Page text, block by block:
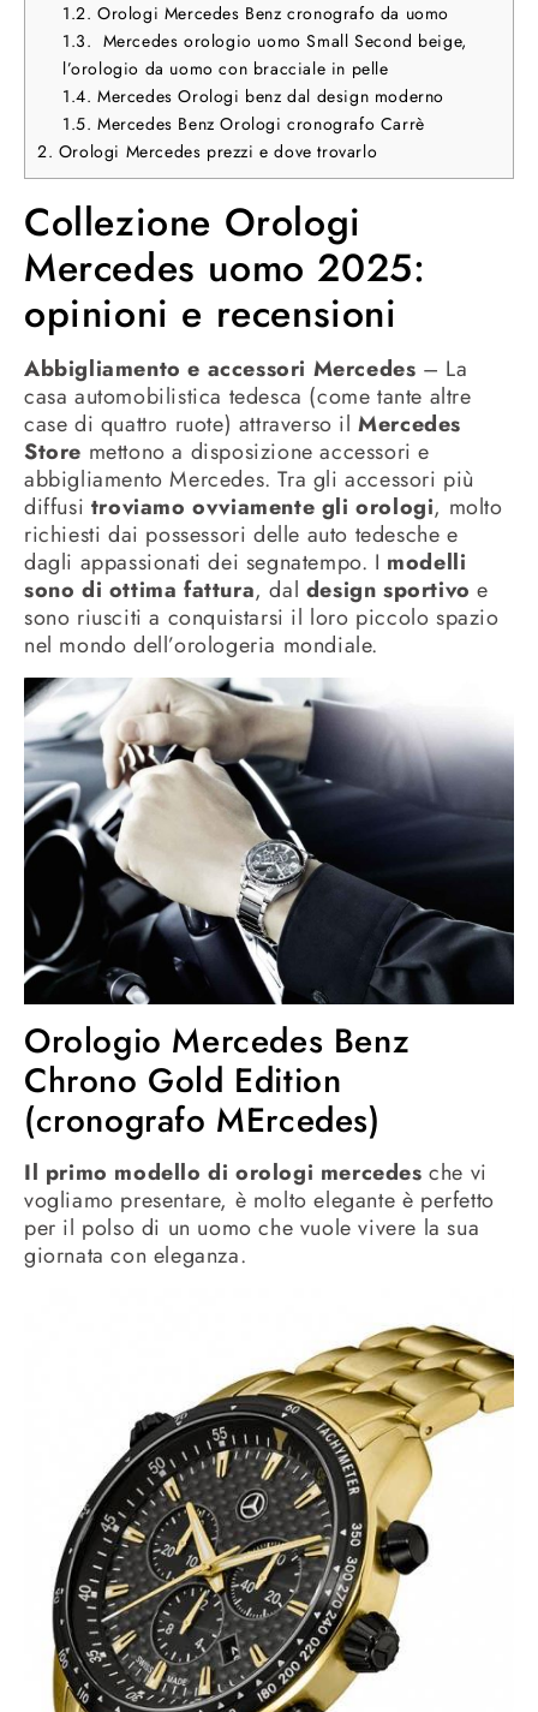
1.2. Orologi Mercedes Benz cronografo da uomo
1.3. Mercedes orologio uomo Small Second beige,
l’orologio da uomo con bracciale in pelle
1.4. Mercedes Orologi benz dal design moderno
1.5. Mercedes Benz Orologi cronografo Carrè
2. Orologi Mercedes prezzi e dove trovarlo
Collezione Orologi
Mercedes uomo 2025:
opinioni e recensioni
Abbigliamento e accessori Mercedes – La
casa automobilistica tedesca (come tante altre
case di quattro ruote) attraverso ilMercedes
Store mettono a disposizione accessori e
abbigliamento Mercedes. Tra gli accessori più
diffusi troviamo ovviamente gli orologi, molto
richiesti dai possessori delle auto tedesche e
dagli appassionati dei segnatempo. I modelli
sono di ottima fattura, dal design sportivo e
sono riusciti a conquistarsi il loro piccolo spazio
nel mondo dell’orologeria mondiale.
Orologio Mercedes Benz
Chrono Gold Edition
(cronografo MErcedes)
Il primo modello di orologi mercedes che vi
vogliamo presentare, è molto elegante è perfetto
per il polso di un uomo che vuole vivere la sua
giornata con eleganza.